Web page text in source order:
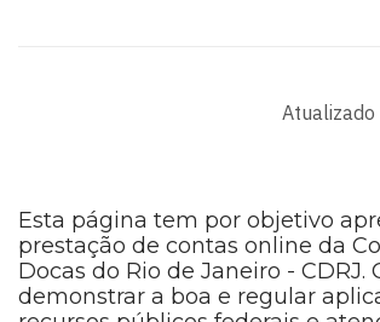
Esta página tem por objetivo
prestação de contas online da
Docas do Rio de Janeiro - CDRJ.
demonstrar a boa e regular